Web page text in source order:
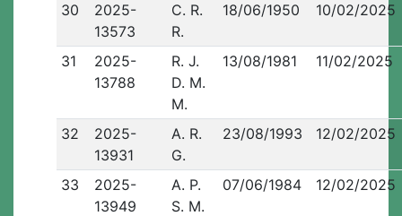
30
2025-
13573
C. R.
R.
18/06/1950 10/02/2025
31
2025-
13788
R. J.
D. M.
M.
13/08/1981 11/02/2025
32
2025-
13931
A. R.
G.
23/08/1993 12/02/2025
33
2025-
13949
A. P.
S. M.
07/06/1984 12/02/2025